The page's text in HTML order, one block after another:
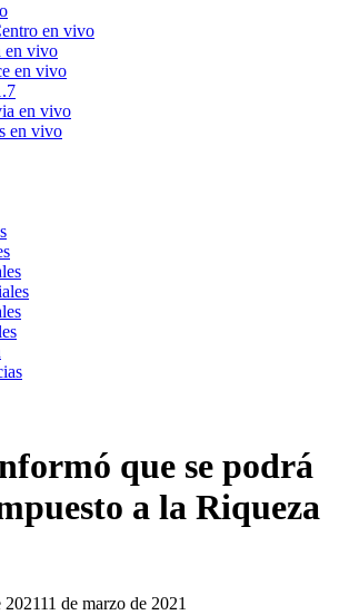
en vivo
en vivo
en vivo
en vivo
en vivo
que se podrá
a la Riqueza
202111 de marzo de 2021